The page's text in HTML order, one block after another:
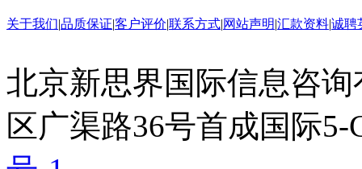
关于我们|品质保证|客户评价|联系方式|网站声明|汇款资料|诚聘
北京新思界国际信息咨
区广渠路36号首成国际